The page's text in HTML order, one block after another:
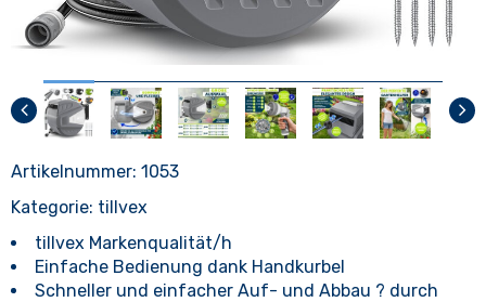
Artikelnummer: 1053
Kategorie: tillvex
tillvex Markenqualität/h
Einfache Bedienung dank Handkurbel
Schneller und einfacher Auf- und Abbau ? durch